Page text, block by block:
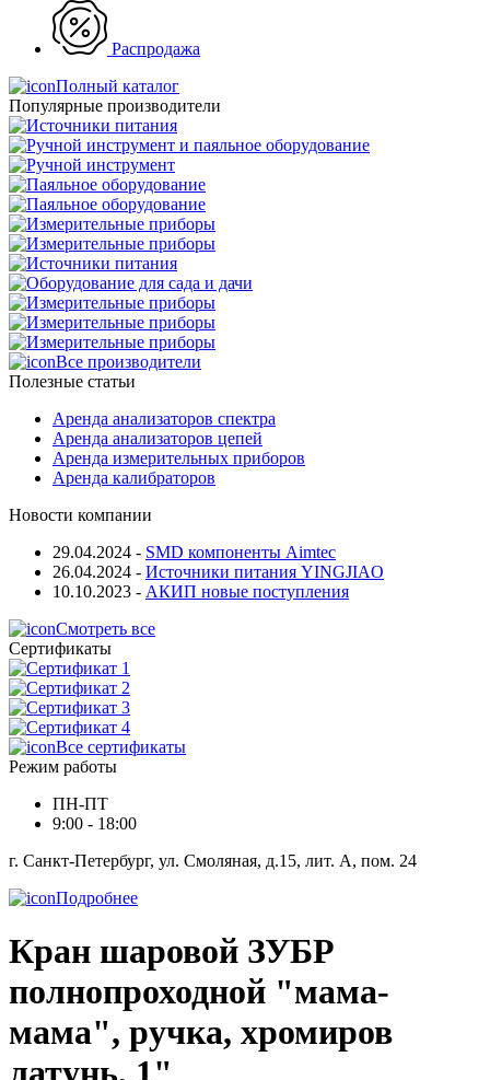
Распродажа
Полный каталог
Популярные производители
Все производители
Полезные статьи
Аренда анализаторов спектра
Аренда анализаторов цепей
Аренда измерительных приборов
Аренда калибраторов
Новости компании
29.04.2024 - SMD компоненты Aimtec
26.04.2024 - Источники питания YINGJIAO
10.10.2023 - АКИП новые поступления
Смотреть все
Сертификаты
Все сертификаты
Режим работы
ПН-ПТ
9:00 - 18:00
г. Санкт-Петербург, ул. Смоляная, д.15, лит. А, пом. 24
Подробнее
Кран шаровой ЗУБР
полнопроходной "мама-
мама", ручка, хромиров